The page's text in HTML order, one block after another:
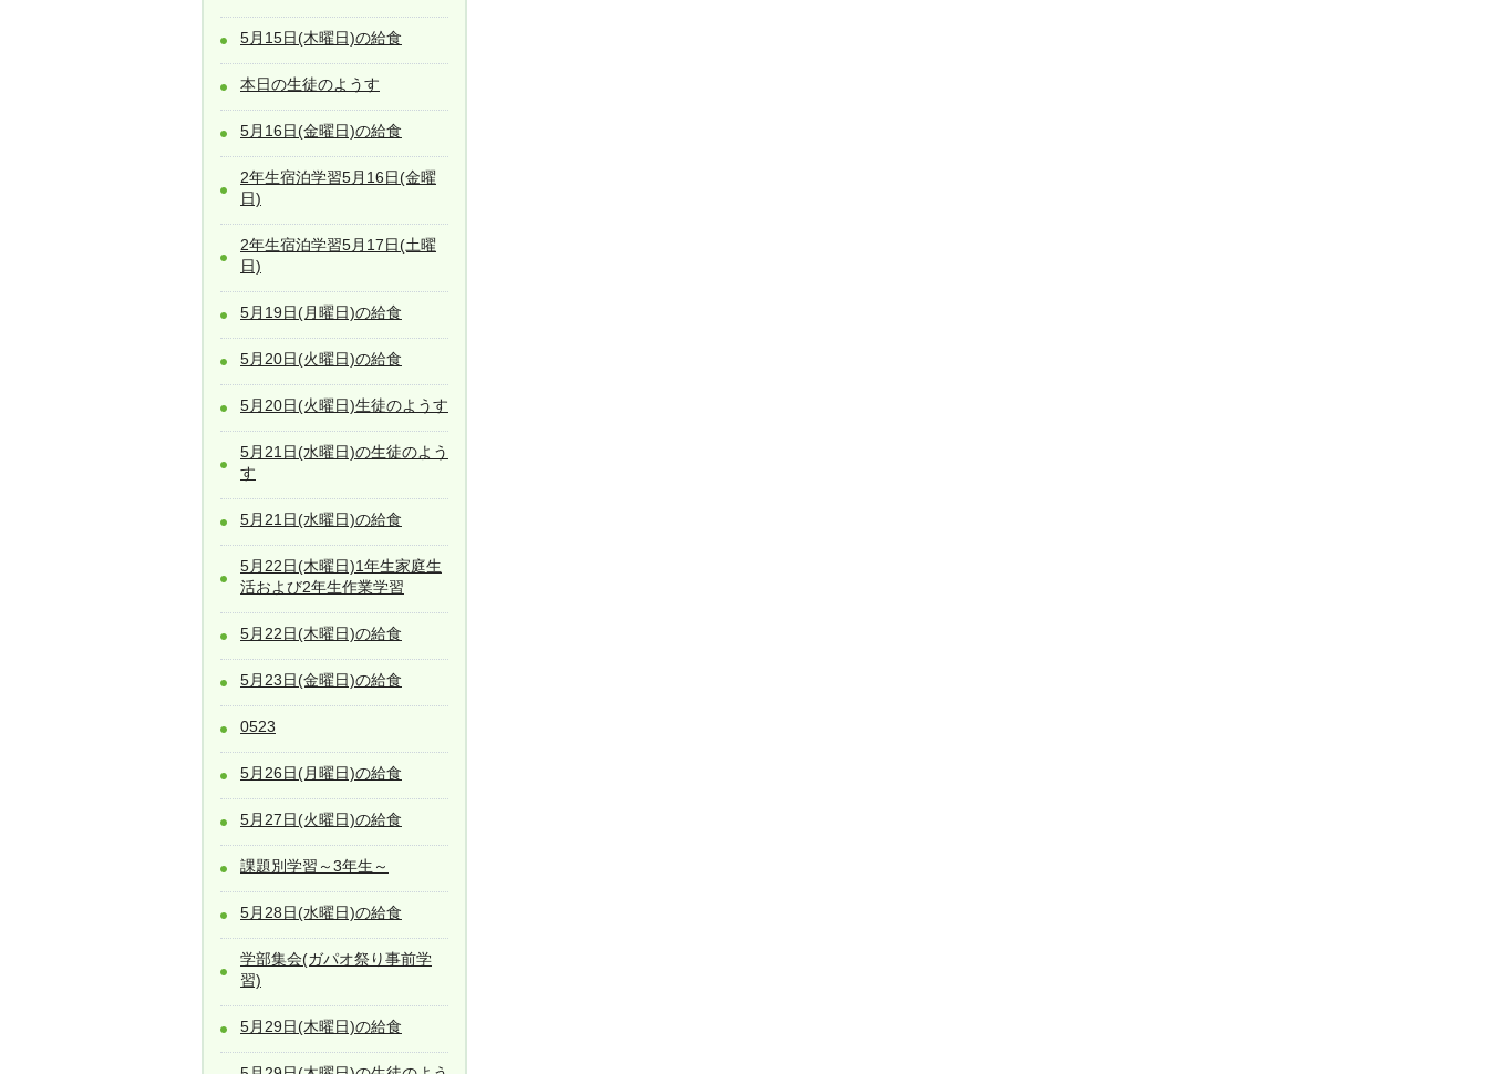
5月15日(木曜日)の給食
本日の生徒のようす
5月16日(金曜日)の給食
2年生宿泊学習5月16日(金曜
日)
2年生宿泊学習5月17日(土曜
日)
5月19日(月曜日)の給食
5月20日(火曜日)の給食
5月20日(火曜日)生徒のようす
5月21日(水曜日)の生徒のよう
す
5月21日(水曜日)の給食
5月22日(木曜日)1年生家庭生
活および2年生作業学習
5月22日(木曜日)の給食
5月23日(金曜日)の給食
0523
5月26日(月曜日)の給食
5月27日(火曜日)の給食
課題別学習～3年生～
5月28日(水曜日)の給食
学部集会(ガパオ祭り事前学
習)
5月29日(木曜日)の給食